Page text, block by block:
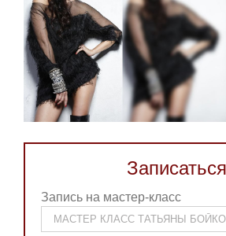
Записаться
Запись на мастер-класс